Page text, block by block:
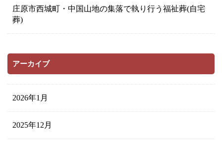
庄原市西城町・中国山地の集落で執り行う福祉葬(自宅
葬)
アーカイブ
2026年1月
2025年12月